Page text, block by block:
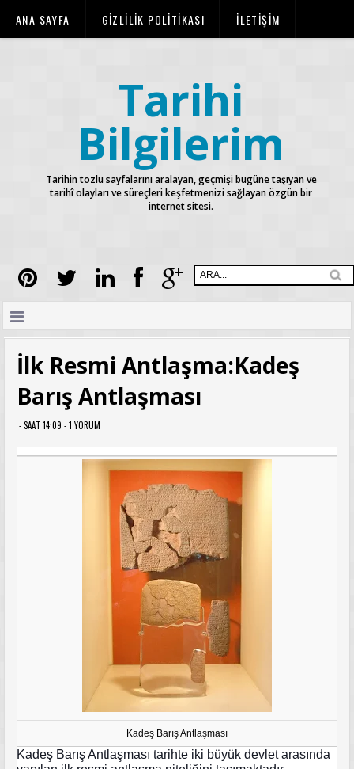
ANA SAYFA GİZLİLİK POLİTİKASI İLETİŞİM
Tarihi
Bilgilerim
Tarihin tozlu sayfalarını aralayan, geçmişi bugüne taşıyan ve
tarihî olayları ve süreçleri keşfetmenizi sağlayan özgün bir
internet sitesi.
İlk Resmi Antlaşma:Kadeş
Barış Antlaşması
- SAAT 14:09 -1 YORUM
Kadeş Barış Antlaşması
Kadeş Barış Antlaşması tarihte iki büyük devlet arasında